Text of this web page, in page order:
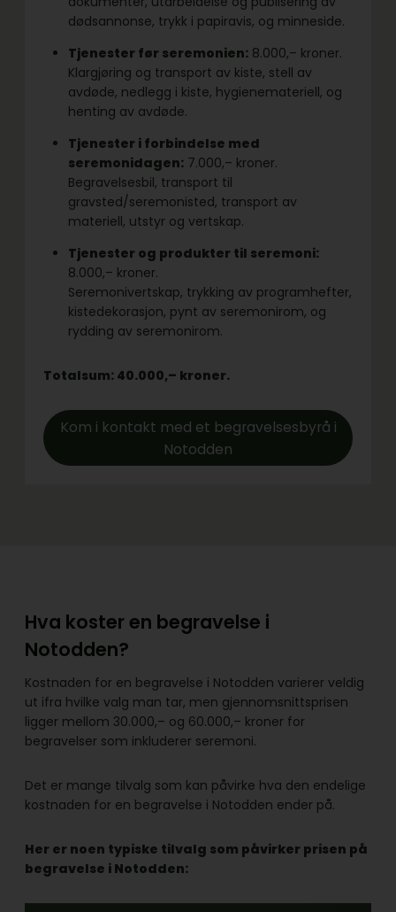
dødsannonse, trykk i papiravis, og minneside.
Tjenester før seremonien: 8.000,– kroner.
Klargjøring og transport av kiste, stell av
avdøde, nedlegg i kiste, hygienemateriell, og
henting av avdøde.
Tjenester i forbindelse med
seremonidagen: 7.000,– kroner.
Begravelsesbil, transport til
gravsted/seremonisted, transport av
materiell, utstyr og vertskap.
Tjenester og produkter til seremoni:
8.000,– kroner.
Seremonivertskap, trykking av programhefter,
kistedekorasjon, pynt av seremonirom, og
rydding av seremonirom.
Totalsum: 40.000,– kroner.
Kom i kontakt med et begravelsesbyrå i
Notodden
Hva koster en begravelse i
Notodden?
Kostnaden for en begravelse i Notodden varierer veldig
ut ifra hvilke valg man tar, men gjennomsnittsprisen
ligger mellom 30.000,– og 60.000,– kroner for
begravelser som inkluderer seremoni.
Det er mange tilvalg som kan påvirke hva den endelige
kostnaden for en begravelse i Notodden ender på.
Her er noen typiske tilvalg som påvirker prisen på
begravelse i Notodden: